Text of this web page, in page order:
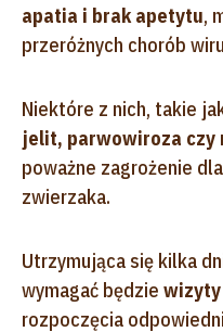
apatia i brak apetytu,
przeróżnych chorób
Niektóre z nich, takie
jelit, parwowiroza czy
poważne zagrożenie
zwierzaka.
Utrzymująca się kilka
wymagać będzie
rozpoczęcia